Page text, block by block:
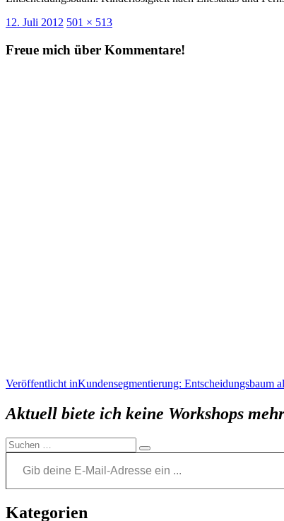
Veröffentlicht
12. Juli 2012 Originalgröße
501 × 513
Freue mich über Kommentare!
Beitragsnavigation
Veröffentlicht inKundensegmentierung: Entscheidungsbaum
Aktuell biete ich keine Workshops
Suchen
nach:
Suchen
Gib deine E-Mail-Adresse ein ...
Kategorien